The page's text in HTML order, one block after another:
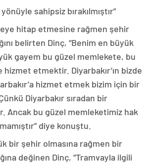
sahipsiz bırakılmıştır”
hitap etmesine rağmen şehir
belirten Dinç, “Benim en büyük
gayem bu güzel memlekete, bu
etmektir. Diyarbakır’ın bizde
hizmet etmek bizim için bir
Diyarbakır sıradan bir
Ancak bu güzel memleketimiz hak
diye konuştu.
bir şehir olmasına rağmen bir
değinen Dinç, “Tramvayla ilgili